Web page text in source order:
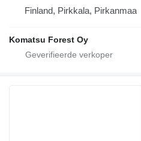
Finland, Pirkkala, Pirkanmaa
Komatsu Forest Oy